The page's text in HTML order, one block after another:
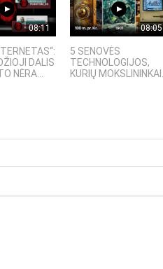
08:11
DALIS
NĖRA...
08:05
5 SENOVĖS
TECHNOLOGIJOS,
KURIŲ MOKSLININKAI...